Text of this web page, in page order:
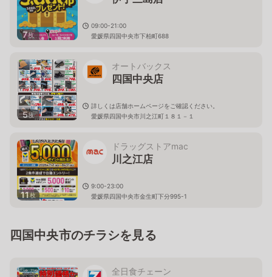
7枚
09:00-21:00
愛媛県四国中央市下柏町688
5枚
オートバックス
四国中央店
詳しくは店舗ホームページをご確認ください。
愛媛県四国中央市川之江町１８１－１
11枚
ドラッグストアmac
川之江店
9:00-23:00
愛媛県四国中央市金生町下分995-1
四国中央市のチラシを見る
全日食チェーン